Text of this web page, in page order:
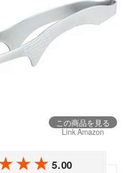
この商品を見る
Link Amazon
5.00